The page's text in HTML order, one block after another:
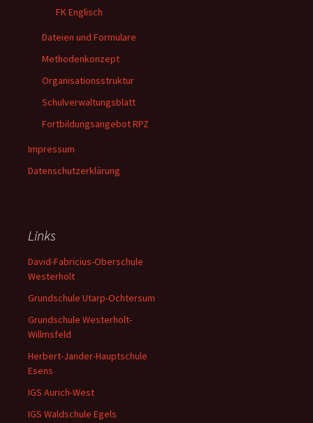
FK Englisch
Dateien und Formulare
Methodenkonzept
Organisationsstruktur
Schulverwaltungsblatt
Fortbildungsangebot RPZ
Impressum
Datenschutzerklärung
Links
David-Fabricius-Oberschule
Westerholt
Grundschule Utarp-Ochtersum
Grundschule Westerholt-
Willmsfeld
Herbert-Jander-Hauptschule
Esens
IGS Aurich-West
IGS Waldschule Egels